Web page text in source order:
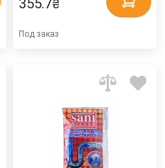
355.7₴
Под заказ